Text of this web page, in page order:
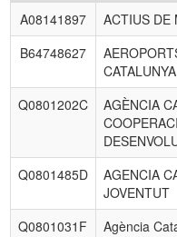
Listado
de
entidades
A08141897
ACTIUS DE
B64748627
Q0801202C
AGÈNCIA
Q0801485D
AGENCIA
JOVENTUT
Q0801031F Agència